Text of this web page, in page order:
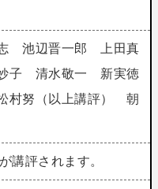
池辺晋一郎 上田真
子 清水敬一 新実徳
努（以上講評） 朝
講評されます。